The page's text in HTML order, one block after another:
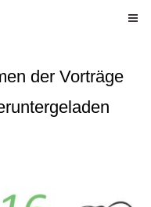
der Vorträge